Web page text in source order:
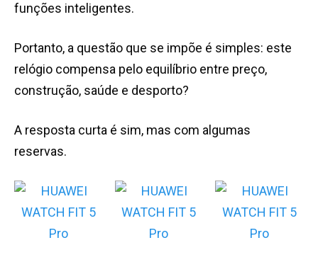
funções inteligentes.
Portanto, a questão que se impõe é simples: este
relógio compensa pelo equilíbrio entre preço,
construção, saúde e desporto?
A resposta curta é sim, mas com algumas
reservas.